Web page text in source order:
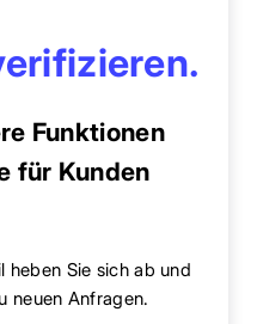
Funktionen
für Kunden
heben Sie sich ab und
neuen Anfragen.